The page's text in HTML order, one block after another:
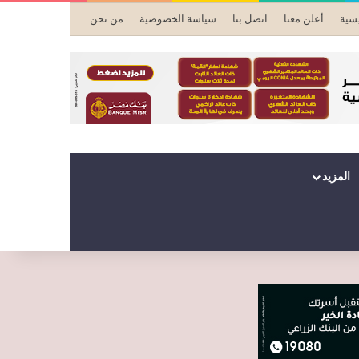
أعلن معنا اتصل بنا سياسة الخصوصية من نحن
المزيد